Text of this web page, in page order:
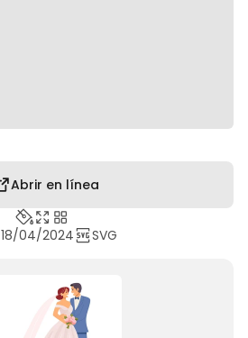
Abrir en línea
18/04/2024 SVG